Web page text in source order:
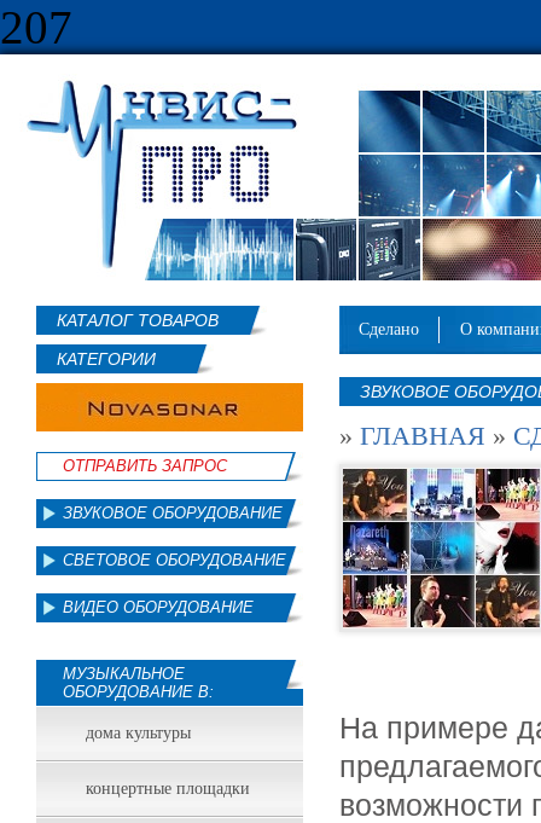
207
КАТАЛОГ ТОВАРОВ
КАТЕГОРИИ
ОТПРАВИТЬ ЗАПРОС
ЗВУКОВОЕ ОБОРУДОВАНИЕ
СВЕТОВОЕ ОБОРУДОВАНИЕ
ВИДЕО ОБОРУДОВАНИЕ
МУЗЫКАЛЬНОЕ
ОБОРУДОВАНИЕ В:
дома культуры
концертные площадки
сделано о
ЗВУКОВОЕ
» ГЛАВНАЯ »
На примере
возможности